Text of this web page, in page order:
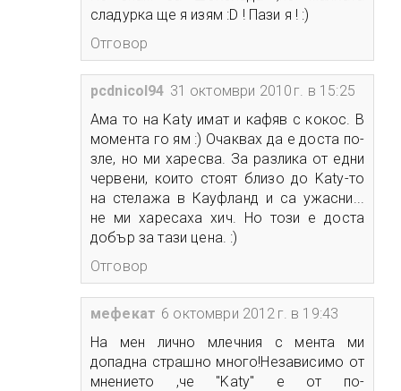
сладурка ще я изям :D ! Пази я ! :)
Отговор
pcdnicol94 31 октомври 2010 г. в 15:25
Ама то на Katy имат и кафяв с кокос. В
момента го ям :) Очаквах да е доста по-
зле, но ми харесва. За разлика от едни
червени, които стоят близо до Katy-то
на стелажа в Кауфланд и са ужасни...
не ми харесаха хич. Но този е доста
добър за тази цена. :)
Отговор
мефекат 6 октомври 2012 г. в 19:43
На мен лично млечния с мента ми
допадна страшно много!Независимо от
мнението ,че "Katy" е от по-